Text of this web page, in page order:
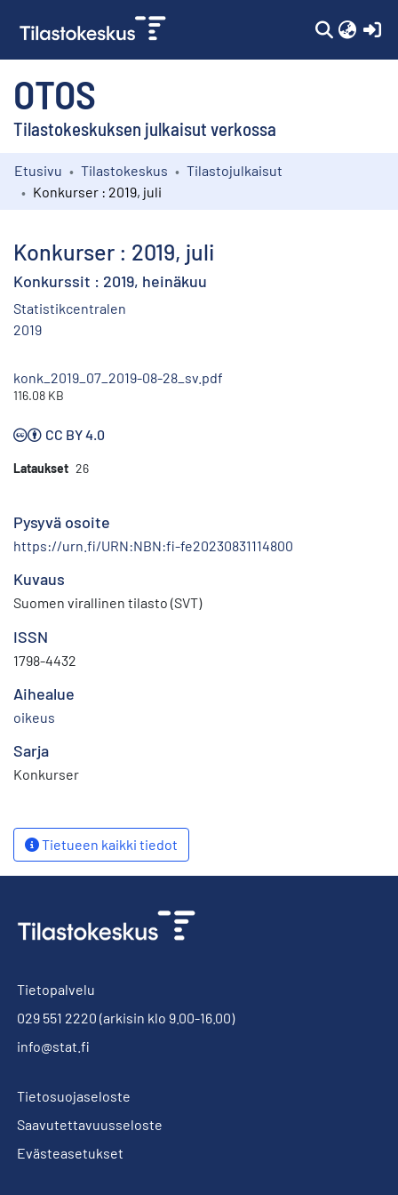
OTOS
Tilastokeskuksen julkaisut verkossa
Kokoelmat
Etusivu Tilastokeskus
Tilastojulkaisut
Konkurser : 2019, juli
Konkurser : 2019, juli
Konkurssit : 2019, heinäkuu
Statistikcentralen
2019
konk_2019_07_2019-08-28_sv.pdf
116.08 KB
CC BY 4.0
Lataukset 26
Pysyvä osoite
https://urn.fi/URN:NBN:fi-fe20230831114800
Kuvaus
Suomen virallinen tilasto (SVT)
ISSN
1798-4432
Aihealue
oikeus
Sarja
Konkurser
Tietueen kaikki tiedot
Tietopalvelu
029 551 2220 (arkisin klo 9.00-16.00)
info@stat.fi
Tietosuojaseloste
Saavutettavuusseloste
Evästeasetukset